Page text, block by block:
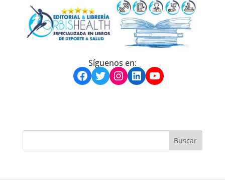
Síguenos en:
Facebook
Twitter
Instagram
LinkedIn
YouTube